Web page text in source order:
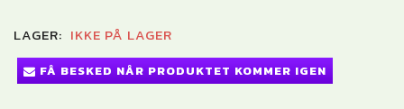
LAGER: IKKE PÅ LAGER
FÅ BESKED NÅR PRODUKTET KOMMER IGEN